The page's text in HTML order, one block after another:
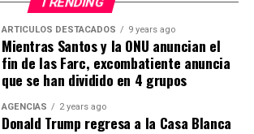
ARTICULOS DESTACADOS 9 years ago
Mientras Santos y la ONU anuncian el
fin de las Farc, excombatiente anuncia
que se han dividido en 4 grupos
AGENCIAS 2 years ago
Donald Trump regresa a la Casa Blanca